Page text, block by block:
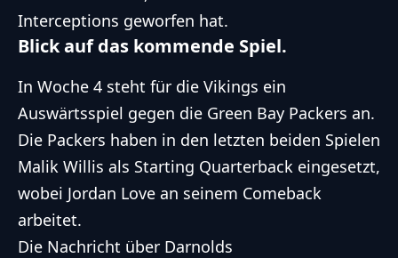
Interceptions geworfen hat.
Blick auf das kommende Spiel.
In Woche 4 steht für die Vikings ein
Auswärtsspiel gegen die Green Bay Packers an.
Die Packers haben in den letzten beiden Spielen
Malik Willis als Starting Quarterback eingesetzt,
wobei Jordan Love an seinem Comeback
arbeitet.
Die Nachricht über Darnolds